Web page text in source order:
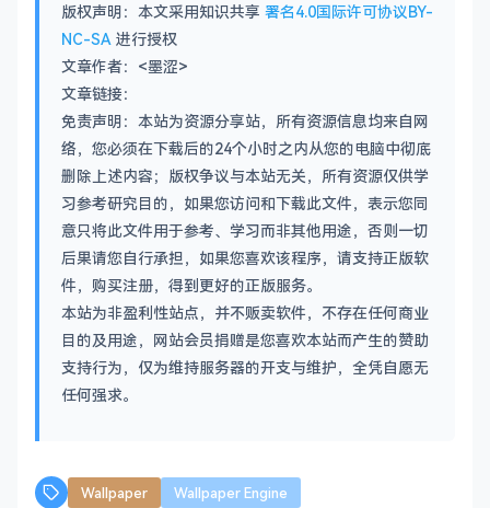
版权声明：本文采用知识共享 署名4.0国际许可协议BY-
NC-SA 进行授权
文章作者：<墨涩>
文章链接：
免责声明：本站为资源分享站，所有资源信息均来自网
络，您必须在下载后的24个小时之内从您的电脑中彻底
删除上述内容；版权争议与本站无关，所有资源仅供学
习参考研究目的，如果您访问和下载此文件，表示您同
意只将此文件用于参考、学习而非其他用途，否则一切
后果请您自行承担，如果您喜欢该程序，请支持正版软
件，购买注册，得到更好的正版服务。
本站为非盈利性站点，并不贩卖软件，不存在任何商业
目的及用途，网站会员捐赠是您喜欢本站而产生的赞助
支持行为，仅为维持服务器的开支与维护，全凭自愿无
任何强求。
Wallpaper
Wallpaper Engine